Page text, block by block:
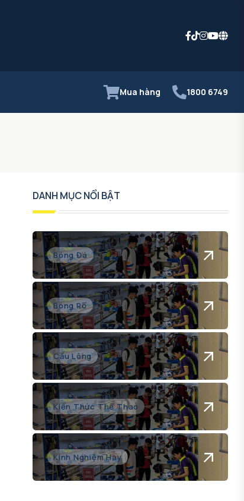
Mua hàng 1800 6749
DANH MỤC NỔI BẬT
Bóng Đá
Bóng Rổ
Cầu Lông
Kiến Thức Thể Thao
Kinh Nghiệm Hay